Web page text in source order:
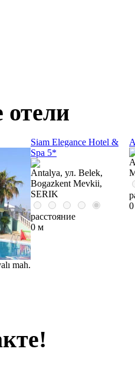
mah.
Siam Elegance Hotel &
Spa 5*
Antalya, ул. Belek,
Bogazkent Mevkii,
SERIK
расстояние
0 м